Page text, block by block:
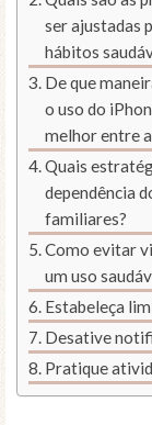
ser ajustadas
hábitos
De que
o uso do
melhor entre
Quais
dependência
familiares?
Como evitar
um uso
Estabeleça
Desative
Pratique